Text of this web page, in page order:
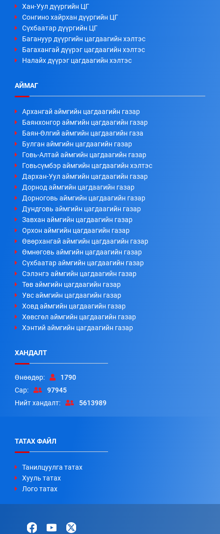
Хан-Уул дүүргийн ЦГ
Сонгино хайрхан дүүргийн ЦГ
Сүхбаатар дүүргийн ЦГ
Багануур дүүргийн цагдаагийн хэлтэс
Багахангай дүүрэг цагдаагийн хэлтэс
Налайх дүүрэг цагдаагийн хэлтэс
АЙМАГ
Архангай аймгийн цагдаагийн газар
Баянхонгор аймгийн цагдаагийн газар
Баян-Өлгий аймгийн цагдаагийн газа
Булган аймгийн цагдаагийн газар
Говь-Алтай аймгийн цагдаагийн газар
Говьсүмбэр аймгийн цагдаагийн хэлтэс
Дархан-Уул аймгийн цагдаагийн газар
Дорнод аймгийн цагдаагийн газар
Дорноговь аймгийн цагдаагийн газар
Дундговь аймгийн цагдаагийн газар
Завхан аймгийн цагдаагийн газар
Орхон аймгийн цагдаагийн газар
Өвөрхангай аймгийн цагдаагийн газар
Өмнөговь аймгийн цагдаагийн газар
Сүхбаатар аймгийн цагдаагийн газар
Сэлэнгэ аймгийн цагдаагийн газар
Төв аймгийн цагдаагийн газар
Увс аймгийн цагдаагийн газар
Ховд аймгийн цагдаагийн газар
Хөвсгөл аймгийн цагдаагийн газар
Хэнтий аймгийн цагдаагийн газар
ХАНДАЛТ
Өнөөдөр:
1790
Сар:
97945
Нийт хандалт:
5613989
ТАТАХ ФАЙЛ
Танилцуулга татах
Хууль татах
Лого татах